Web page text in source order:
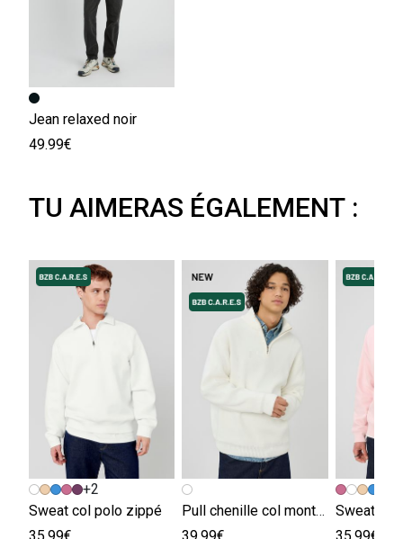
Jean relaxed noir
49.99€
TU AIMERAS ÉGALEMENT :
+2
Sweat col polo zippé
35.99€
Pull chenille col montant
39.99€
Sweat col
35.99€